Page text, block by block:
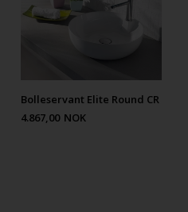
Bolleservant Elite Round CR
4.867,00 NOK